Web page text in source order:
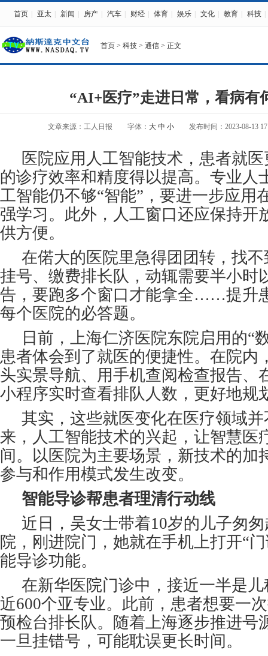
首页 亚太 新闻 房产 汽车 财经 体育 娱乐 文化 教育 科技
首页 > 科技 > 通信 > 正文
“AI+医疗”走进日常，看病有
文章来源：工人日报 字体： 大 中 小 发布时间：2023-08-13
医院应用人工智能技术，患者就
的诊疗效率和精度得以提高。专业人
工智能仍不够“智能”，要进一步应用
强学习。此外，人工窗口还应保持开
供方便。
在偌大的医院里急得团团转，找
挂号、缴费排长队，动辄需要半小时
告，要跑多个窗口才能拿全……提升
每个医院的必答题。
日前，上海仁济医院东院启用的“
患者体会到了就医的便捷性。在院内
头实景导航、用手机查阅检查报告、
小程序实时查看排队人数，更好地规
其实，这些就医变化在医疗领域
来，人工智能技术的兴起，让智慧医
间。以医院为主要场景，新技术的加
参与和作用模式发生改变。
智能导诊帮患者理清行动线
近日，吴女士带着10岁的儿子匆
院，刚进院门，她就在手机上打开“
能导诊功能。
在新华医院门诊中，接近一半是
近600个亚专业。此前，患者想要一
预检台排长队。随着上海逐步推进号
一旦挂错号，可能耽误更长时间。